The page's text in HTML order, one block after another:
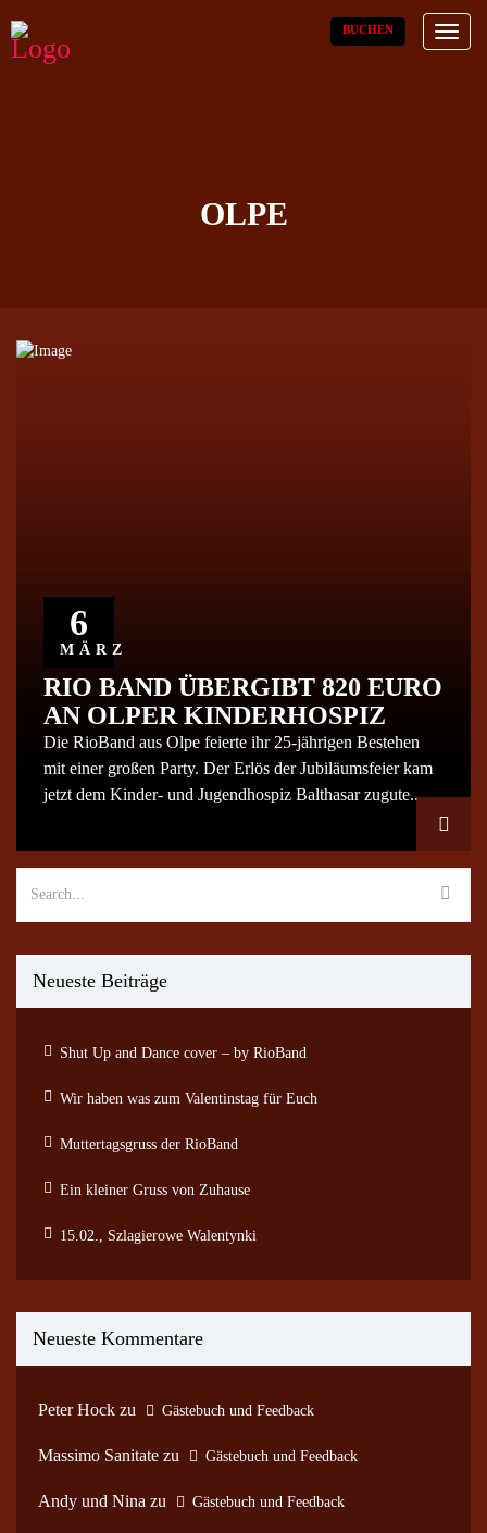
Toggle
BUCHEN
OLPE
6
MÄRZ
RIO BAND ÜBERGIBT 820 EURO
AN OLPER KINDERHOSPIZ
Die RioBand aus Olpe feierte ihr 25-jährigen Bestehen
mit einer großen Party. Der Erlös der Jubiläumsfeier kam
jetzt dem Kinder- und Jugendhospiz Balthasar zugute..
Neueste Beiträge
Shut Up and Dance cover – by RioBand
Wir haben was zum Valentinstag für Euch
Muttertagsgruss der RioBand
Ein kleiner Gruss von Zuhause
15.02., Szlagierowe Walentynki
Neueste Kommentare
Peter Hock zu Gästebuch und Feedback
Massimo Sanitate zu Gästebuch und Feedback
Andy und Nina zu Gästebuch und Feedback